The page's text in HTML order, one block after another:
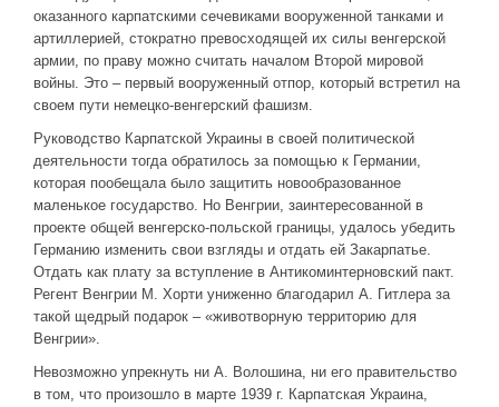
оказанного карпатскими сечевиками вооруженной танками и
артиллерией, стократно превосходящей их силы венгерской
армии, по праву можно считать началом Второй мировой
войны. Это – первый вооруженный отпор, который встретил на
своем пути немецко-венгерский фашизм.
Руководство Карпатской Украины в своей политической
деятельности тогда обратилось за помощью к Германии,
которая пообещала было защитить новообразованное
маленькое государство. Но Венгрии, заинтересованной в
проекте общей венгерско-польской границы, удалось убедить
Германию изменить свои взгляды и отдать ей Закарпатье.
Отдать как плату за вступление в Антикоминтерновский пакт.
Регент Венгрии М. Хорти униженно благодарил А. Гитлера за
такой щедрый подарок – «животворную территорию для
Венгрии».
Невозможно упрекнуть ни А. Волошина, ни его правительство
в том, что произошло в марте 1939 г. Карпатская Украина,